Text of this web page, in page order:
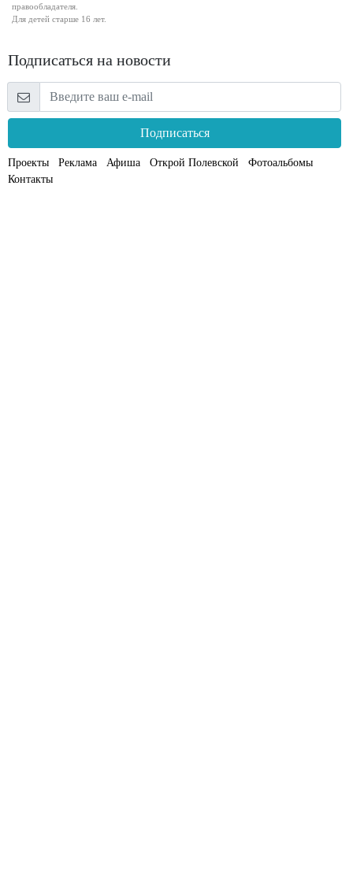
правообладателя.
Для детей старше 16 лет.
Подписаться на новости
Подписаться
Проекты Реклама Афиша Открой Полевской
Фотоальбомы
Контакты